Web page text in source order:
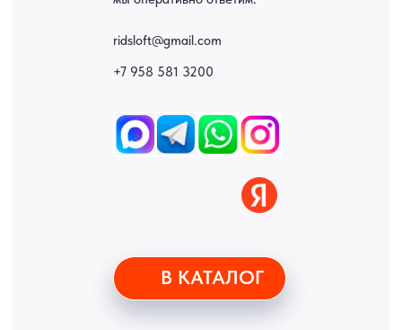
двери, раздвижные двери, подвесные двери, интерьерные картины,
стеновые панели, лофт мебель с доставкой во все города России:
Новгород, Самара, Сургут, Казань, Омск, Челябинск, Ростов-на-
Владивосток, Ярославль, Ульяновск, Барнаул, Иркутск, Тюмень,
Хабаровск, Новокузнецк, Оренбург, Кемерово, Ижевск, Томск,
Набережные Челны, Липецк Казахстан, Алматы, Астана, Павлодар,
Усть - Каменногорск, Сочи.